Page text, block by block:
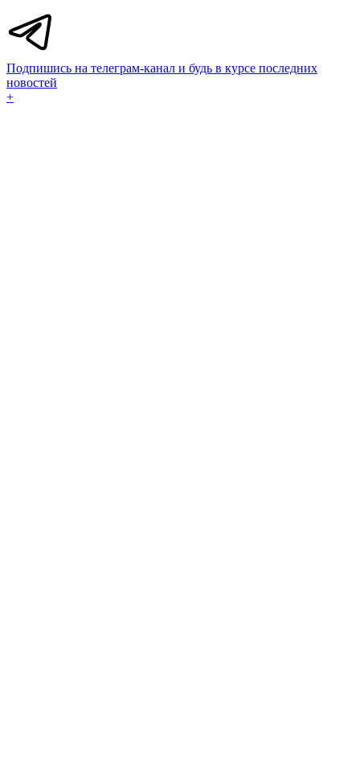
Подпишись на телеграм-канал и будь в курсе последних
новостей
+